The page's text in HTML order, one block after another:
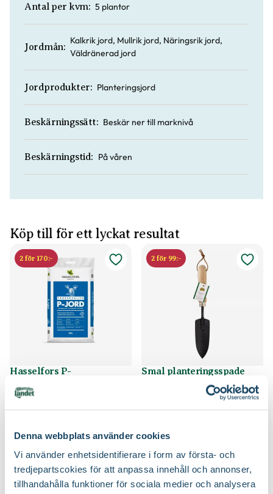
Denna webbplats använder cookies
Vi använder enhetsidentifierare i form av första- och
tredjepartscokies för att anpassa innehåll och annonser,
tillhandahålla funktioner för sociala medier och analysera
Antal per kvm: 5 plantor
Jordmån:
Kalkrik jord, Mullrik jord, Näringsrik jord,
Väldränerad jord
Jordprodukter: Planteringsjord
Beskärningssätt: Beskär ner till marknivå
Beskärningstid: På våren
Köp till för ett lyckat resultat
2 för 170:-
Hasselfors P-
Hasselfors Garden
8990
Online
I lager
Till Produkten
till Hasselfors P-Jord/Planteringsjord produktsida
2 för 99:-
Smal planteringsspade
5990
Online
Till Produkten
till Smal